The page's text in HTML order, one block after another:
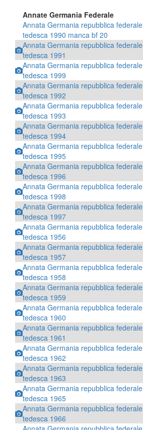
Annate Germania Federale
Annata Germania repubblica federale
tedesca 1990 manca bf 20
Annata Germania repubblica federale
tedesca 1991
Annata Germania repubblica federale
tedesca 1999
Annata Germania repubblica federale
tedesca 1992
Annata Germania repubblica federale
tedesca 1993
Annata Germania repubblica federale
tedesca 1994
Annata Germania repubblica federale
tedesca 1995
Annata Germania repubblica federale
tedesca 1996
Annata Germania repubblica federale
tedesca 1998
Annata Germania repubblica federale
tedesca 1997
Annata Germania repubblica federale
tedesca 1956
Annata Germania repubblica federale
tedesca 1957
Annata Germania repubblica federale
tedesca 1958
Annata Germania repubblica federale
tedesca 1959
Annata Germania repubblica federale
tedesca 1960
Annata Germania repubblica federale
tedesca 1961
Annata Germania repubblica federale
tedesca 1962
Annata Germania repubblica federale
tedesca 1963
Annata Germania repubblica federale
tedesca 1965
Annata Germania repubblica federale
tedesca 1966